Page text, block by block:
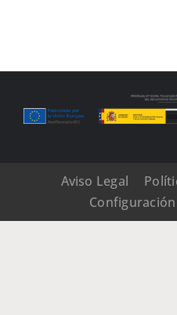
Aviso Legal